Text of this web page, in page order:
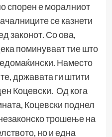
спорен е моралниот
се казнети
законот. Со ова,
поминуваат тие што
Наместо
државата ги штити
Коцевски. Од кога
Коцевски поднел
трошење на
но и една